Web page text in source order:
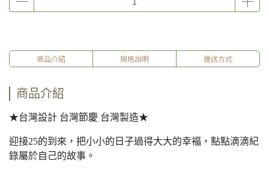
商品介紹 規格說明 運送方式
商品介紹
★台灣設計 台灣節慶 台灣製造★
迎接25的到來，把小小的日子過得大大的幸褔，點點滴滴紀
錄屬於自己的故事。